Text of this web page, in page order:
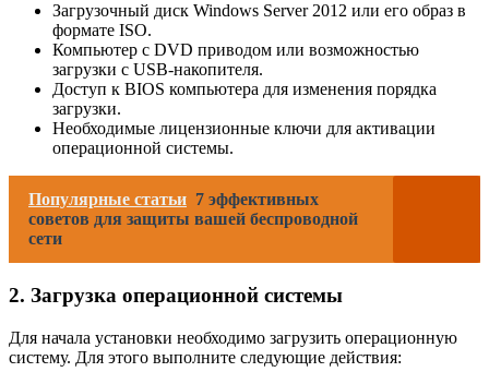
Загрузочный диск Windows Server 2012 или его образ в
формате ISO.
Компьютер с DVD приводом или возможностью
загрузки с USB-накопителя.
Доступ к BIOS компьютера для изменения порядка
загрузки.
Необходимые лицензионные ключи для активации
операционной системы.
Популярные статьи 7 эффективных
советов для защиты вашей беспроводной
сети
2. Загрузка операционной системы
Для начала установки необходимо загрузить операционную
систему. Для этого выполните следующие действия: